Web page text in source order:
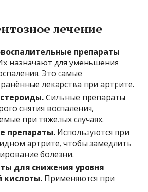
лечение
препараты
назначают для уменьшения
Это самые
лекарства при артрите.
Сильные препараты
снятия воспаления,
при тяжелых случаях.
препараты. Используются при
артрите, чтобы замедлить
болезни.
для снижения уровня
кислоты. Применяются при